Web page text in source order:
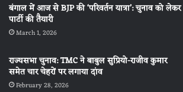
बंगाल में आज से BJP की ‘परिवर्तन यात्रा’: चुनाव को लेकर
पार्टी की तैयारी
March 1, 2026
राज्यसभा चुनाव: TMC ने बाबुल सुप्रियो-राजीव कुमार
समेत चार चेहरों पर लगाया दांव
February 28, 2026